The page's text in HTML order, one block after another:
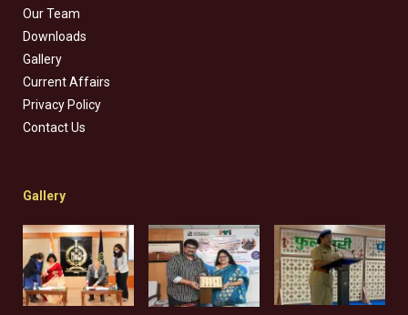
Our Team
Downloads
Gallery
Current Affairs
Privacy Policy
Contact Us
Gallery